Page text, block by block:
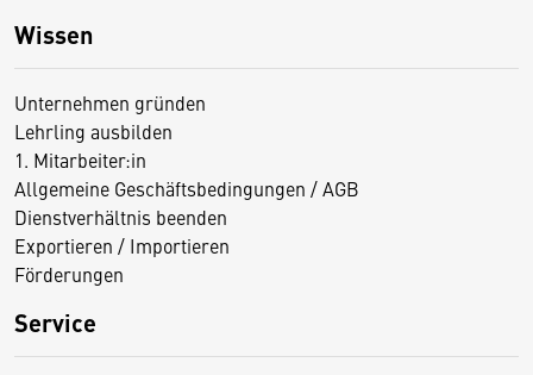
Wissen
Unternehmen gründen
Lehrling ausbilden
1. Mitarbeiter:in
Allgemeine Geschäftsbedingungen / AGB
Dienstverhältnis beenden
Exportieren / Importieren
Förderungen
Service